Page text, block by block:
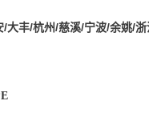
大丰/杭州/慈溪/宁波/余姚/